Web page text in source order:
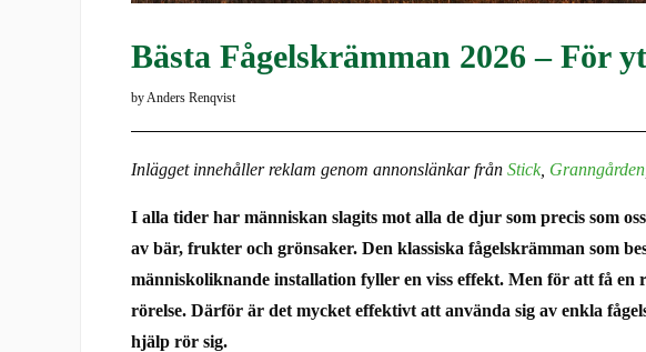
Bästa Fågelskrämman 2026 – För
by Anders Renqvist
Inlägget innehåller reklam genom annonslänkar från Stick, Granngården
I alla tider har människan slagits mot alla de djur som precis som
av bär, frukter och grönsaker. Den klassiska fågelskrämman som
människoliknande installation fyller en viss effekt. Men för att få
rörelse. Därför är det mycket effektivt att använda sig av enkla
hjälp rör sig.